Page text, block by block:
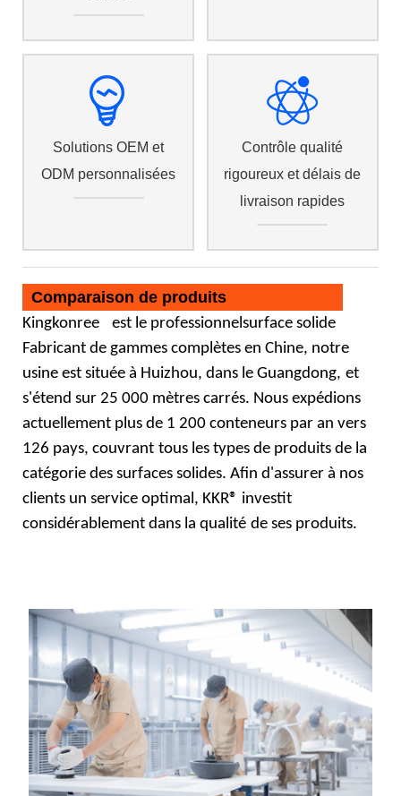
Solutions OEM et
ODM personnalisées
Contrôle qualité
rigoureux et délais de
livraison rapides
Comparaison de produits
Kingkonree est le professionnelsurface solide
Fabricant de gammes complètes en Chine, notre
usine est située à Huizhou, dans le Guangdong, et
s'étend sur 25 000 mètres carrés. Nous expédions
actuellement plus de 1 200 conteneurs par an vers
126 pays, couvrant tous les types de produits de la
catégorie des surfaces solides. Afin d'assurer à nos
clients un service optimal, KKR® investit
considérablement dans la qualité de ses produits.